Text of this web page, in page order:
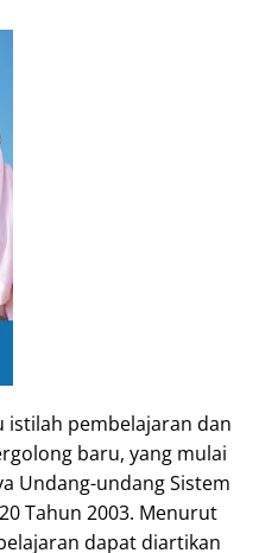
istilah pembelajaran dan
baru, yang mulai
Undang-undang Sistem
Tahun 2003. Menurut
dapat diartikan